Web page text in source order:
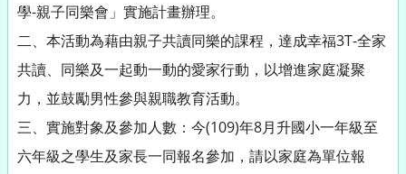
學-親子同樂會」實施計畫辦理。
二、本活動為藉由親子共讀同樂的課程，達成幸福3T-全家
共讀、同樂及一起動一動的愛家行動，以增進家庭凝聚
力，並鼓勵男性參與親職教育活動。
三、實施對象及參加人數：今(109)年8月升國小一年級至
六年級之學生及家長一同報名參加，請以家庭為單位報